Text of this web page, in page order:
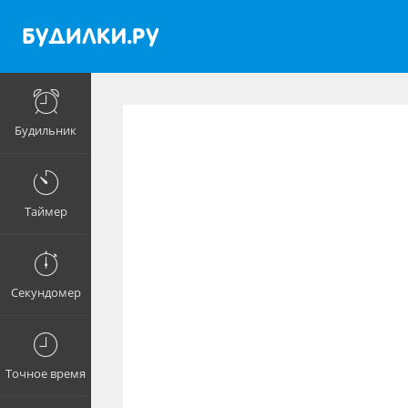
Будильник
Таймер
Секундомер
Точное время